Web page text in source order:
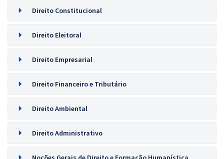
Direito Constitucional
Direito Eleitoral
Direito Empresarial
Direito Financeiro e Tributário
Direito Ambiental
Direito Administrativo